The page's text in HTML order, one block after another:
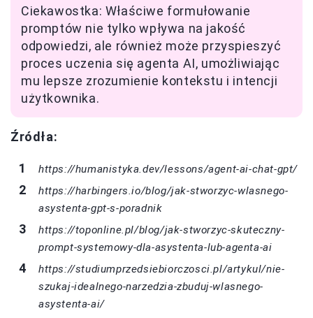
Ciekawostka: Właściwe formułowanie
promptów nie tylko wpływa na jakość
odpowiedzi, ale również może przyspieszyć
proces uczenia się agenta AI, umożliwiając
mu lepsze zrozumienie kontekstu i intencji
użytkownika.
Źródła:
https://humanistyka.dev/lessons/agent-ai-chat-gpt/
https://harbingers.io/blog/jak-stworzyc-wlasnego-
asystenta-gpt-s-poradnik
https://toponline.pl/blog/jak-stworzyc-skuteczny-
prompt-systemowy-dla-asystenta-lub-agenta-ai
https://studiumprzedsiebiorczosci.pl/artykul/nie-
szukaj-idealnego-narzedzia-zbuduj-wlasnego-
asystenta-ai/